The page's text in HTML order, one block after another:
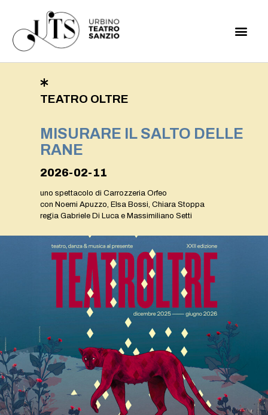
TEATRO OLTRE
MISURARE IL SALTO DELLE
RANE
2026-02-11
uno spettacolo di Carrozzeria Orfeo
con Noemi Apuzzo, Elsa Bossi, Chiara Stoppa
regia Gabriele Di Luca e Massimiliano Setti